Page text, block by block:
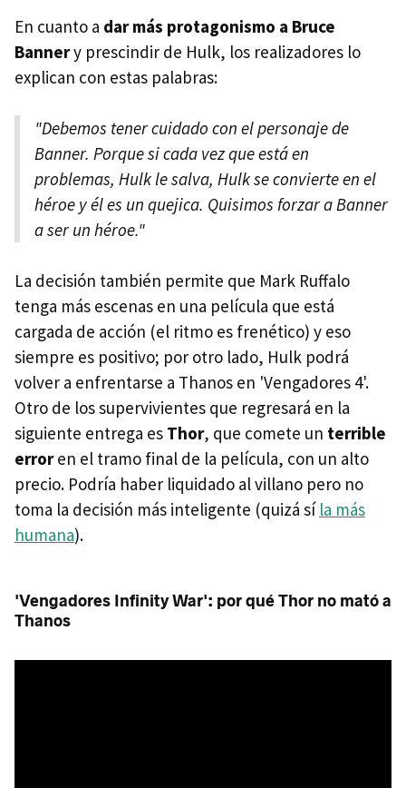
En cuanto a dar más protagonismo a Bruce
Bannery prescindir de Hulk, los realizadores lo
explican con estas palabras:
"Debemos tener cuidado con el personaje de
Banner. Porque si cada vez que está en
problemas, Hulk le salva, Hulk se convierte en el
héroe y él es un quejica. Quisimos forzar a Banner
a ser un héroe."
La decisión también permite que Mark Ruffalo
tenga más escenas en una película que está
cargada de acción (el ritmo es frenético) y eso
siempre es positivo; por otro lado, Hulk podrá
volver a enfrentarse a Thanos en 'Vengadores 4'.
Otro de los supervivientes que regresará en la
siguiente entrega es Thor, que comete un terrible
erroren el tramo final de la película, con un alto
precio. Podría haber liquidado al villano pero no
toma la decisión más inteligente (quizá sí la más
humana).
'Vengadores Infinity War': por qué Thor no mató a
Thanos